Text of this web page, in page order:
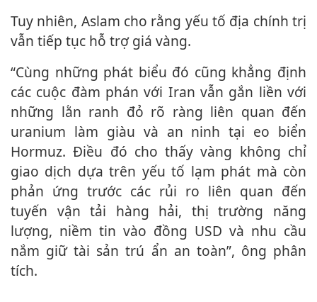
Tuy nhiên, Aslam cho rằng yếu tố địa chính trị
vẫn tiếp tục hỗ trợ giá vàng.
“Cùng những phát biểu đó cũng khẳng định
các cuộc đàm phán với Iran vẫn gắn liền với
những lằn ranh đỏ rõ ràng liên quan đến
uranium làm giàu và an ninh tại eo biển
Hormuz. Điều đó cho thấy vàng không chỉ
giao dịch dựa trên yếu tố lạm phát mà còn
phản ứng trước các rủi ro liên quan đến
tuyến vận tải hàng hải, thị trường năng
lượng, niềm tin vào đồng USD và nhu cầu
nắm giữ tài sản trú ẩn an toàn”, ông phân
tích.